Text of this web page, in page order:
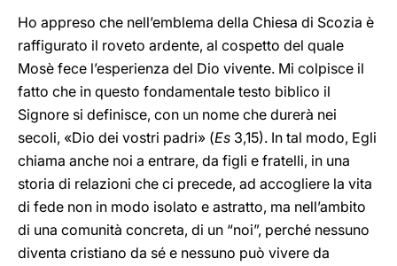
Ho appreso che nell’emblema della Chiesa di Scozia è
raffigurato il roveto ardente, al cospetto del quale
Mosè fece l’esperienza del Dio vivente. Mi colpisce il
fatto che in questo fondamentale testo biblico il
Signore si definisce, con un nome che durerà nei
secoli, «Dio dei vostri padri» (Es 3,15). In tal modo, Egli
chiama anche noi a entrare, da figli e fratelli, in una
storia di relazioni che ci precede, ad accogliere la vita
di fede non in modo isolato e astratto, ma nell’ambito
di una comunità concreta, di un “noi”, perché nessuno
diventa cristiano da sé e nessuno può vivere da